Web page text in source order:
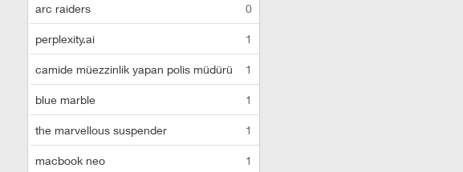
arc raiders 0
perplexity.ai 1
camide müezzinlik yapan polis müdürü 1
blue marble 1
the marvellous suspender 1
macbook neo 1